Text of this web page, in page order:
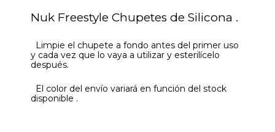
Nuk Freestyle Chupetes de Silicona .
Limpie el chupete a fondo antes del primer uso
y cada vez que lo vaya a utilizar y esterilícelo
después.
El color del envío variará en función del stock
disponible .